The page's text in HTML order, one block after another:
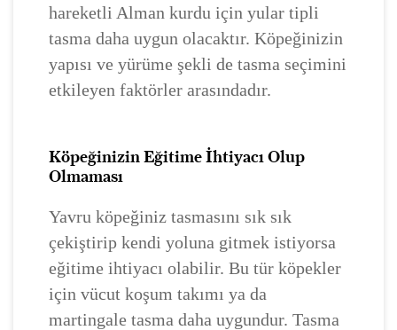
hareketli Alman kurdu için yular tipli
tasma daha uygun olacaktır. Köpeğinizin
yapısı ve yürüme şekli de tasma seçimini
etkileyen faktörler arasındadır.
Köpeğinizin Eğitime İhtiyacı Olup
Olmaması
Yavru köpeğiniz tasmasını sık sık
çekiştirip kendi yoluna gitmek istiyorsa
eğitime ihtiyacı olabilir. Bu tür köpekler
için vücut koşum takımı ya da
martingale tasma daha uygundur. Tasma